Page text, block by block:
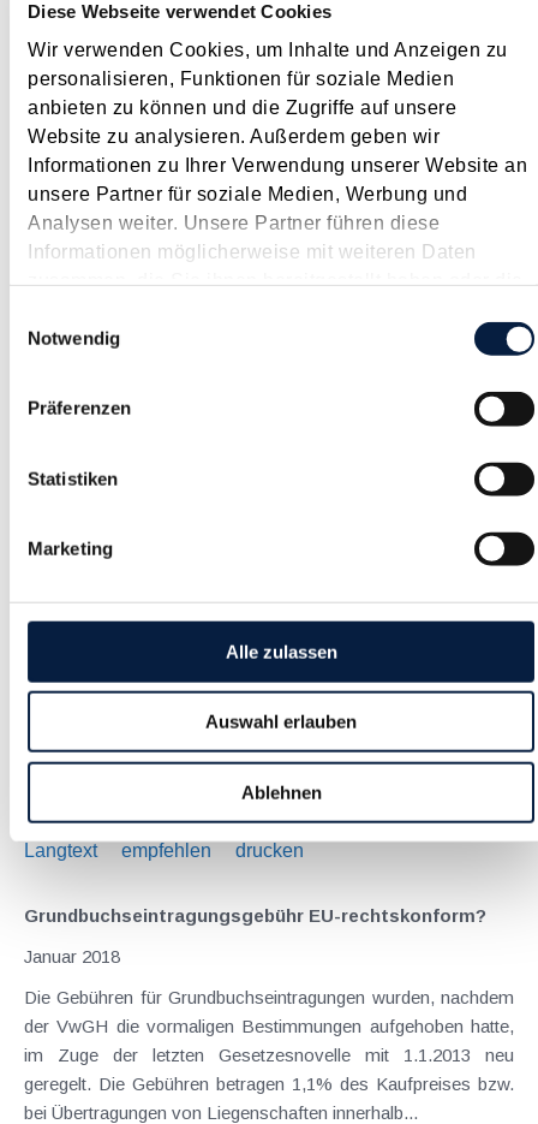
Diese Webseite verwendet Cookies
Wir verwenden Cookies, um Inhalte und Anzeigen zu
personalisieren, Funktionen für soziale Medien
anbieten zu können und die Zugriffe auf unsere
Website zu analysieren. Außerdem geben wir
Informationen zu Ihrer Verwendung unserer Website an
unsere Partner für soziale Medien, Werbung und
Analysen weiter. Unsere Partner führen diese
Informationen möglicherweise mit weiteren Daten
zusammen, die Sie ihnen bereitgestellt haben oder die
haben.
Notwendig
Präferenzen
Statistiken
Marketing
Alle zulassen
Auswahl erlauben
Ablehnen
2022 ist rund 180 Seiten stark und umfasst sehr allgemein
gehaltene Themenbereiche wie z.B. "Staat und Europa",
"Zukunft und Gesellschaft" oder auch "Standort und
Nachhaltigkeit". Geplante steuerliche...
Langtext
empfehlen drucken
Umsatzbesteuerung nach vereinnahmten Entgelten
auch für Unternehmensberatungs-GmbH
Normalerweise entsteht die Umsatzsteuerschuld mit Ablauf
des Kalendermonats , in dem die Lieferung oder sonstige
Leistung ausgeführt worden ist ( Sollbesteuerung ). Wenn die
erfolgt, verschiebt sich die Umsatzsteuerschuld um...
Einige BFG-Entscheidungen haben sich zuletzt mit der
steuerlichen Anerkennung von Ausgaben als
außergewöhnliche Belastungen befasst: Kein Kilometergeld
für Fahrten zur Kur : Werden Fahrten vom Wohnort zum
Langtext
empfehlen drucken
Grundbuchseintragungsgebühr EU-rechtskonform?
Januar 2018
Die Gebühren für Grundbuchseintragungen wurden, nachdem
der VwGH die vormaligen Bestimmungen aufgehoben hatte,
im Zuge der letzten Gesetzesnovelle mit 1.1.2013 neu
geregelt. Die Gebühren betragen 1,1% des Kaufpreises bzw.
bei Übertragungen von Liegenschaften innerhalb...